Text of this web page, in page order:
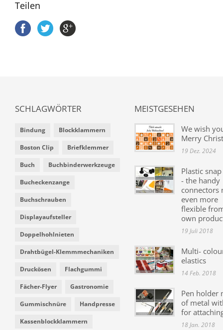
Teilen
SCHLAGWÖRTER
Bindung Blockklammern
Boston Clip Briefklemmer
Buch Buchbinderwerkzeuge
Bucheckenzange
Buchschrauben
Displayaufsteller
Doppelhohlnieten
Drahtbügel-Klemmmechaniken
Druckösen Flachgummi
Fächer-Flyer Gastronomie
Gummischnüre Handpresse
Kassenblockklammern
MEISTGESEHEN
We wish
Merry
19 Dez. 2024
Plastic
- the handy
connectors
even more
flexible
own
19 Juli 2018
Multi-
elastics
14 Feb. 2018
Pen holder
of metal
for
18 Jan. 2018